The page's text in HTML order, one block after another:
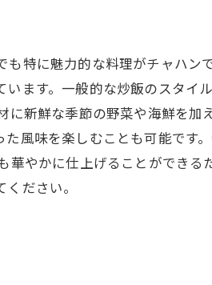
特に魅力的な料理がチャハ
ます。一般的な炒飯のスタ
新鮮な季節の野菜や海鮮を
風味を楽しむことも可能です
やかに仕上げることができ
ださい。